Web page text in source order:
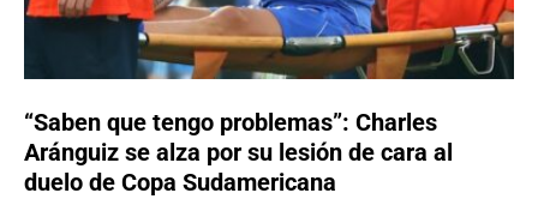
“Saben que tengo problemas”: Charles
Aránguiz se alza por su lesión de cara al
duelo de Copa Sudamericana